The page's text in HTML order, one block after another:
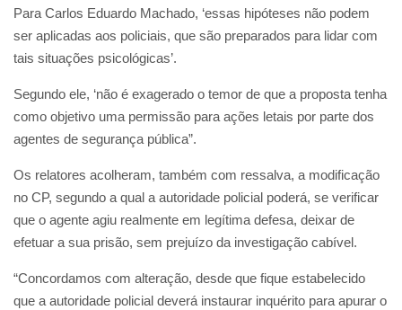
Para Carlos Eduardo Machado, ‘essas hipóteses não podem
ser aplicadas aos policiais, que são preparados para lidar com
tais situações psicológicas’.
Segundo ele, ‘não é exagerado o temor de que a proposta tenha
como objetivo uma permissão para ações letais por parte dos
agentes de segurança pública”.
Os relatores acolheram, também com ressalva, a modificação
no CP, segundo a qual a autoridade policial poderá, se verificar
que o agente agiu realmente em legítima defesa, deixar de
efetuar a sua prisão, sem prejuízo da investigação cabível.
“Concordamos com alteração, desde que fique estabelecido
que a autoridade policial deverá instaurar inquérito para apurar o